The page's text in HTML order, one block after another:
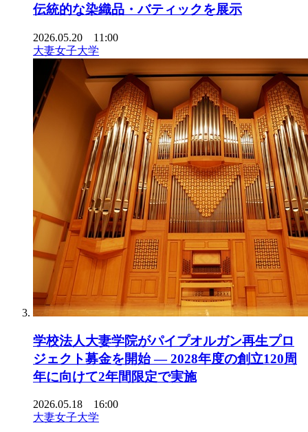
伝統的な染織品・バティックを展示
2026.05.20 11:00
大妻女子大学
学校法人大妻学院がパイプオルガン再生プロ
ジェクト募金を開始 ― 2028年度の創立120周
年に向けて2年間限定で実施
2026.05.18 16:00
大妻女子大学